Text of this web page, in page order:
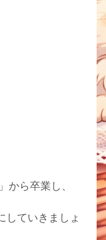
から卒業し、
していきましょ